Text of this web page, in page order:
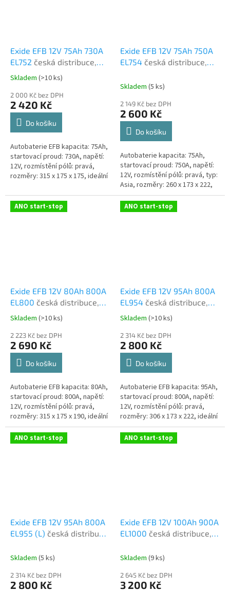
Exide EFB 12V 75Ah 730A
EL752 česká distribuce,
připravena k použití +
výkup staré autobaterie
při doručení nové
(nepovinné)
Průměrné
produktu
je
5,0
hvězdiček.
Skladem (>10 ks)
2 000 Kč bez DPH
2 420 Kč
Do košíku
Autobaterie EFB kapacita: 75Ah,
startovací proud: 730A, napětí:
12V, rozmístění pólů: pravá,
rozměry: 315 x 175 x 175, ideální
Start-Stop nebo se...
Exide EFB 12V 75Ah 750A
EL754 česká distribuce,
výkup staré autobaterie
(nepovinné)
Skladem (5 ks)
2 149 Kč bez DPH
2 600 Kč
Do košíku
Autobaterie kapacita: 75Ah,
startovací proud: 750A, napětí:
12V, rozmístění pólů: pravá, typ:
Asia, rozměry: 260 x 173 x 222,
velice kvalitní autobaterie
určena pro vozy s...
ANO start-stop
Exide EFB 12V 80Ah 800A
EL800 česká distribuce,
připravena k použití +
výkup staré autobaterie
při doručení nové
(nepovinné)
Průměrné
produktu
je
5,0
hvězdiček.
Skladem (>10 ks)
2 223 Kč bez DPH
2 690 Kč
Do košíku
Autobaterie EFB kapacita: 80Ah,
startovací proud: 800A, napětí:
12V, rozmístění pólů: pravá,
rozměry: 315 x 175 x 190, ideální
řešení pro vozidla se systémem
Start-Stop nebo se...
ANO start-stop
Exide EFB 12V 95Ah 800A
EL954 česká distribuce,
připravena k použití +
výkup staré autobaterie
při doručení nové
(nepovinné)
Průměrné
produktu
je
5,0
hvězdiček.
Skladem (>10 ks)
2 314 Kč bez DPH
2 800 Kč
Do košíku
Autobaterie EFB kapacita: 95Ah,
startovací proud: 800A, napětí:
12V, rozmístění pólů: pravá,
rozměry: 306 x 173 x 222, ideální
řešení pro vozidla se systémem
Start-Stop nebo se...
ANO start-stop
Exide EFB 12V 95Ah 800A
EL955 (L) česká distribuce,
výkup staré autobaterie
(nepovinné)
Skladem (5 ks)
2 314 Kč bez DPH
2 800 Kč
ANO start-stop
Exide EFB 12V 100Ah 900A
EL1000 česká distribuce,
výkup staré autobaterie
(nepovinné)
Skladem (9 ks)
2 645 Kč bez DPH
3 200 Kč